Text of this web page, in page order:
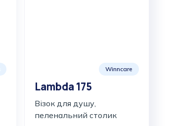
Winncare
Lambda 175
Візок для душу,
пеленальний столик